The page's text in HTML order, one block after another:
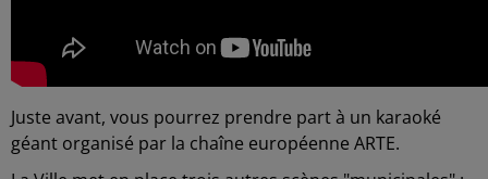
Juste avant, vous pourrez prendre part à un karaoké
géant organisé par la chaîne européenne ARTE.